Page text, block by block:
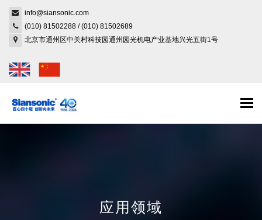
info@siansonic.com
(010) 81502288 /(010) 81502689
北京市通州区中关村科技园通州园光机电产业基地兴光五街1号
应用领域